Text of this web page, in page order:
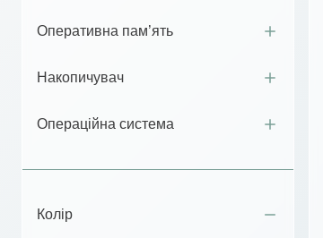
Оперативна пам’ять
Накопичувач
Операційна система
Колір